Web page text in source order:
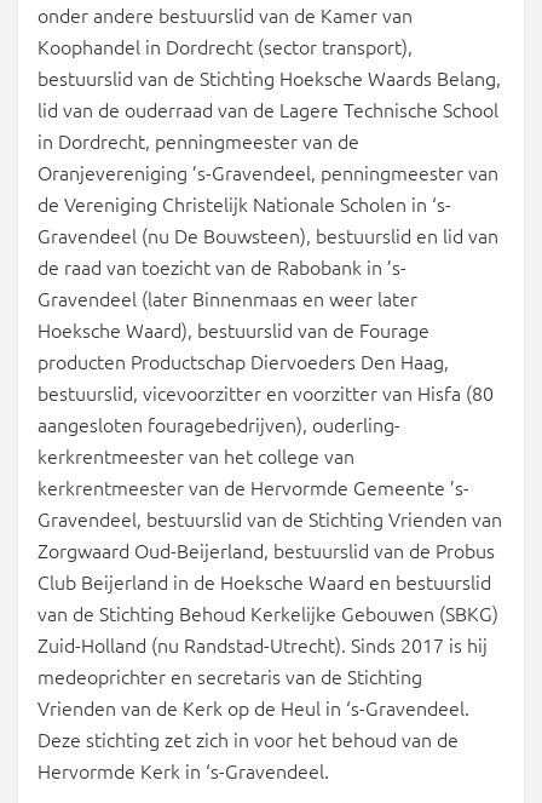
onder andere bestuurslid van de Kamer van
Koophandel in Dordrecht (sector transport),
bestuurslid van de Stichting Hoeksche Waards Belang,
lid van de ouderraad van de Lagere Technische School
in Dordrecht, penningmeester van de
Oranjevereniging ’s-Gravendeel, penningmeester van
de Vereniging Christelijk Nationale Scholen in ‘s-
Gravendeel (nu De Bouwsteen), bestuurslid en lid van
de raad van toezicht van de Rabobank in ’s-
Gravendeel (later Binnenmaas en weer later
Hoeksche Waard), bestuurslid van de Fourage
producten Productschap Diervoeders Den Haag,
bestuurslid, vicevoorzitter en voorzitter van Hisfa (80
aangesloten fouragebedrijven), ouderling-
kerkrentmeester van het college van
kerkrentmeester van de Hervormde Gemeente ’s-
Gravendeel, bestuurslid van de Stichting Vrienden van
Zorgwaard Oud-Beijerland, bestuurslid van de Probus
Club Beijerland in de Hoeksche Waard en bestuurslid
van de Stichting Behoud Kerkelijke Gebouwen (SBKG)
Zuid-Holland (nu Randstad-Utrecht). Sinds 2017 is hij
medeoprichter en secretaris van de Stichting
Vrienden van de Kerk op de Heul in ‘s-Gravendeel.
Deze stichting zet zich in voor het behoud van de
Hervormde Kerk in ‘s-Gravendeel.